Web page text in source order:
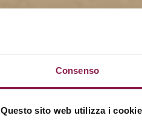
Consenso
Questo sito web utilizza i cookie